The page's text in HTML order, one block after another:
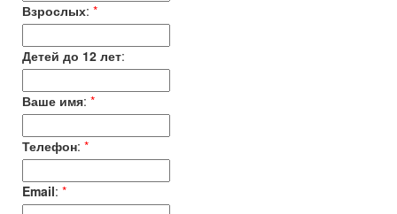
Взрослых: *
Детей до 12 лет:
Ваше имя: *
Телефон: *
Email: *